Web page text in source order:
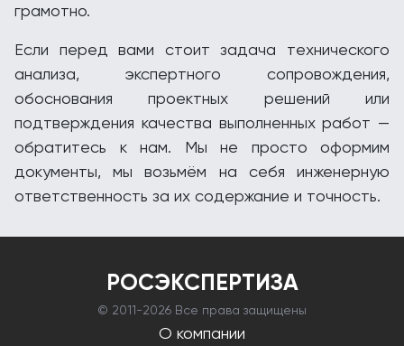
грамотно.
Если перед вами стоит задача технического
анализа, экспертного сопровождения,
обоснования проектных решений или
подтверждения качества выполненных работ —
обратитесь к нам. Мы не просто оформим
документы, мы возьмём на себя инженерную
ответственность за их содержание и точность.
РОСЭКСПЕРТИЗА
© 2011-2026 Все права защищены
О компании